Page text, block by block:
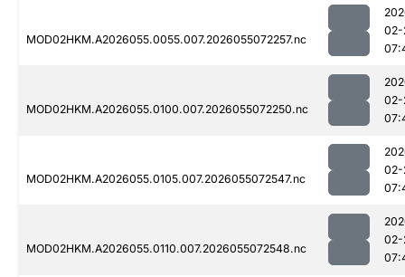
MOD02HKM.A2026055.0055.007.2026055072257.nc
02-
MOD02HKM.A2026055.0100.007.2026055072250.nc
02-
MOD02HKM.A2026055.0105.007.2026055072547.nc
02-
MOD02HKM.A2026055.0110.007.2026055072548.nc
02-